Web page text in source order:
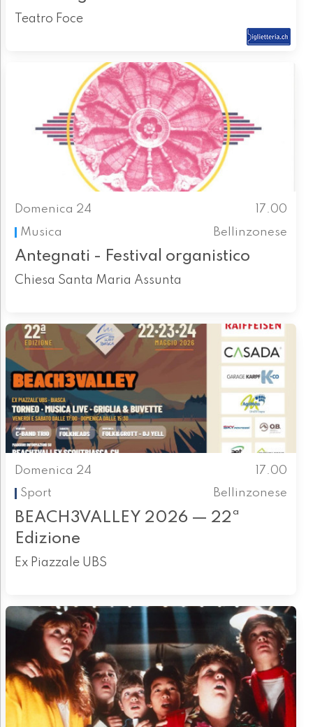
Teatro Foce
Domenica 24
17.00
Musica
Bellinzonese
Antegnati - Festival organistico
Chiesa Santa Maria Assunta
Domenica 24
17.00
Sport
Bellinzonese
BEACH3VALLEY 2026 — 22ª
Edizione
Ex Piazzale UBS